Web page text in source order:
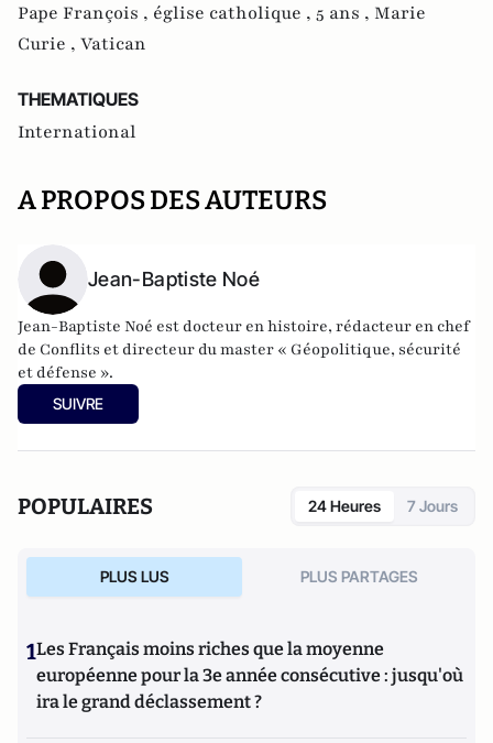
Pape François , église catholique , 5 ans , Marie
Curie , Vatican
THEMATIQUES
International
A PROPOS DES AUTEURS
Jean-Baptiste Noé
Jean-Baptiste Noé est docteur en histoire, rédacteur en chef
de Conflits et directeur du master « Géopolitique, sécurité
et défense ».
SUIVRE
POPULAIRES 24 Heures 7 Jours
PLUS LUS PLUS PARTAGES
1Les Français moins riches que la moyenne
européenne pour la 3e année consécutive : jusqu'où
ira le grand déclassement ?